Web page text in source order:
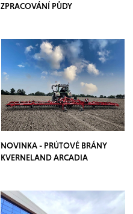
ZPRACOVÁNÍ PŮDY
NOVINKA - PRÚTOVÉ BRÁNY
KVERNELAND ARCADIA